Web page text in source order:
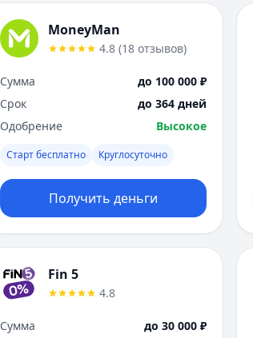
MoneyMan
4.8 (18 отзывов)
Сумма
до 100 000 ₽
Срок
до 364 дней
Одобрение
Высокое
Старт бесплатно Круглосуточно
Получить деньги
Fin 5
4.8
Сумма
до 30 000 ₽